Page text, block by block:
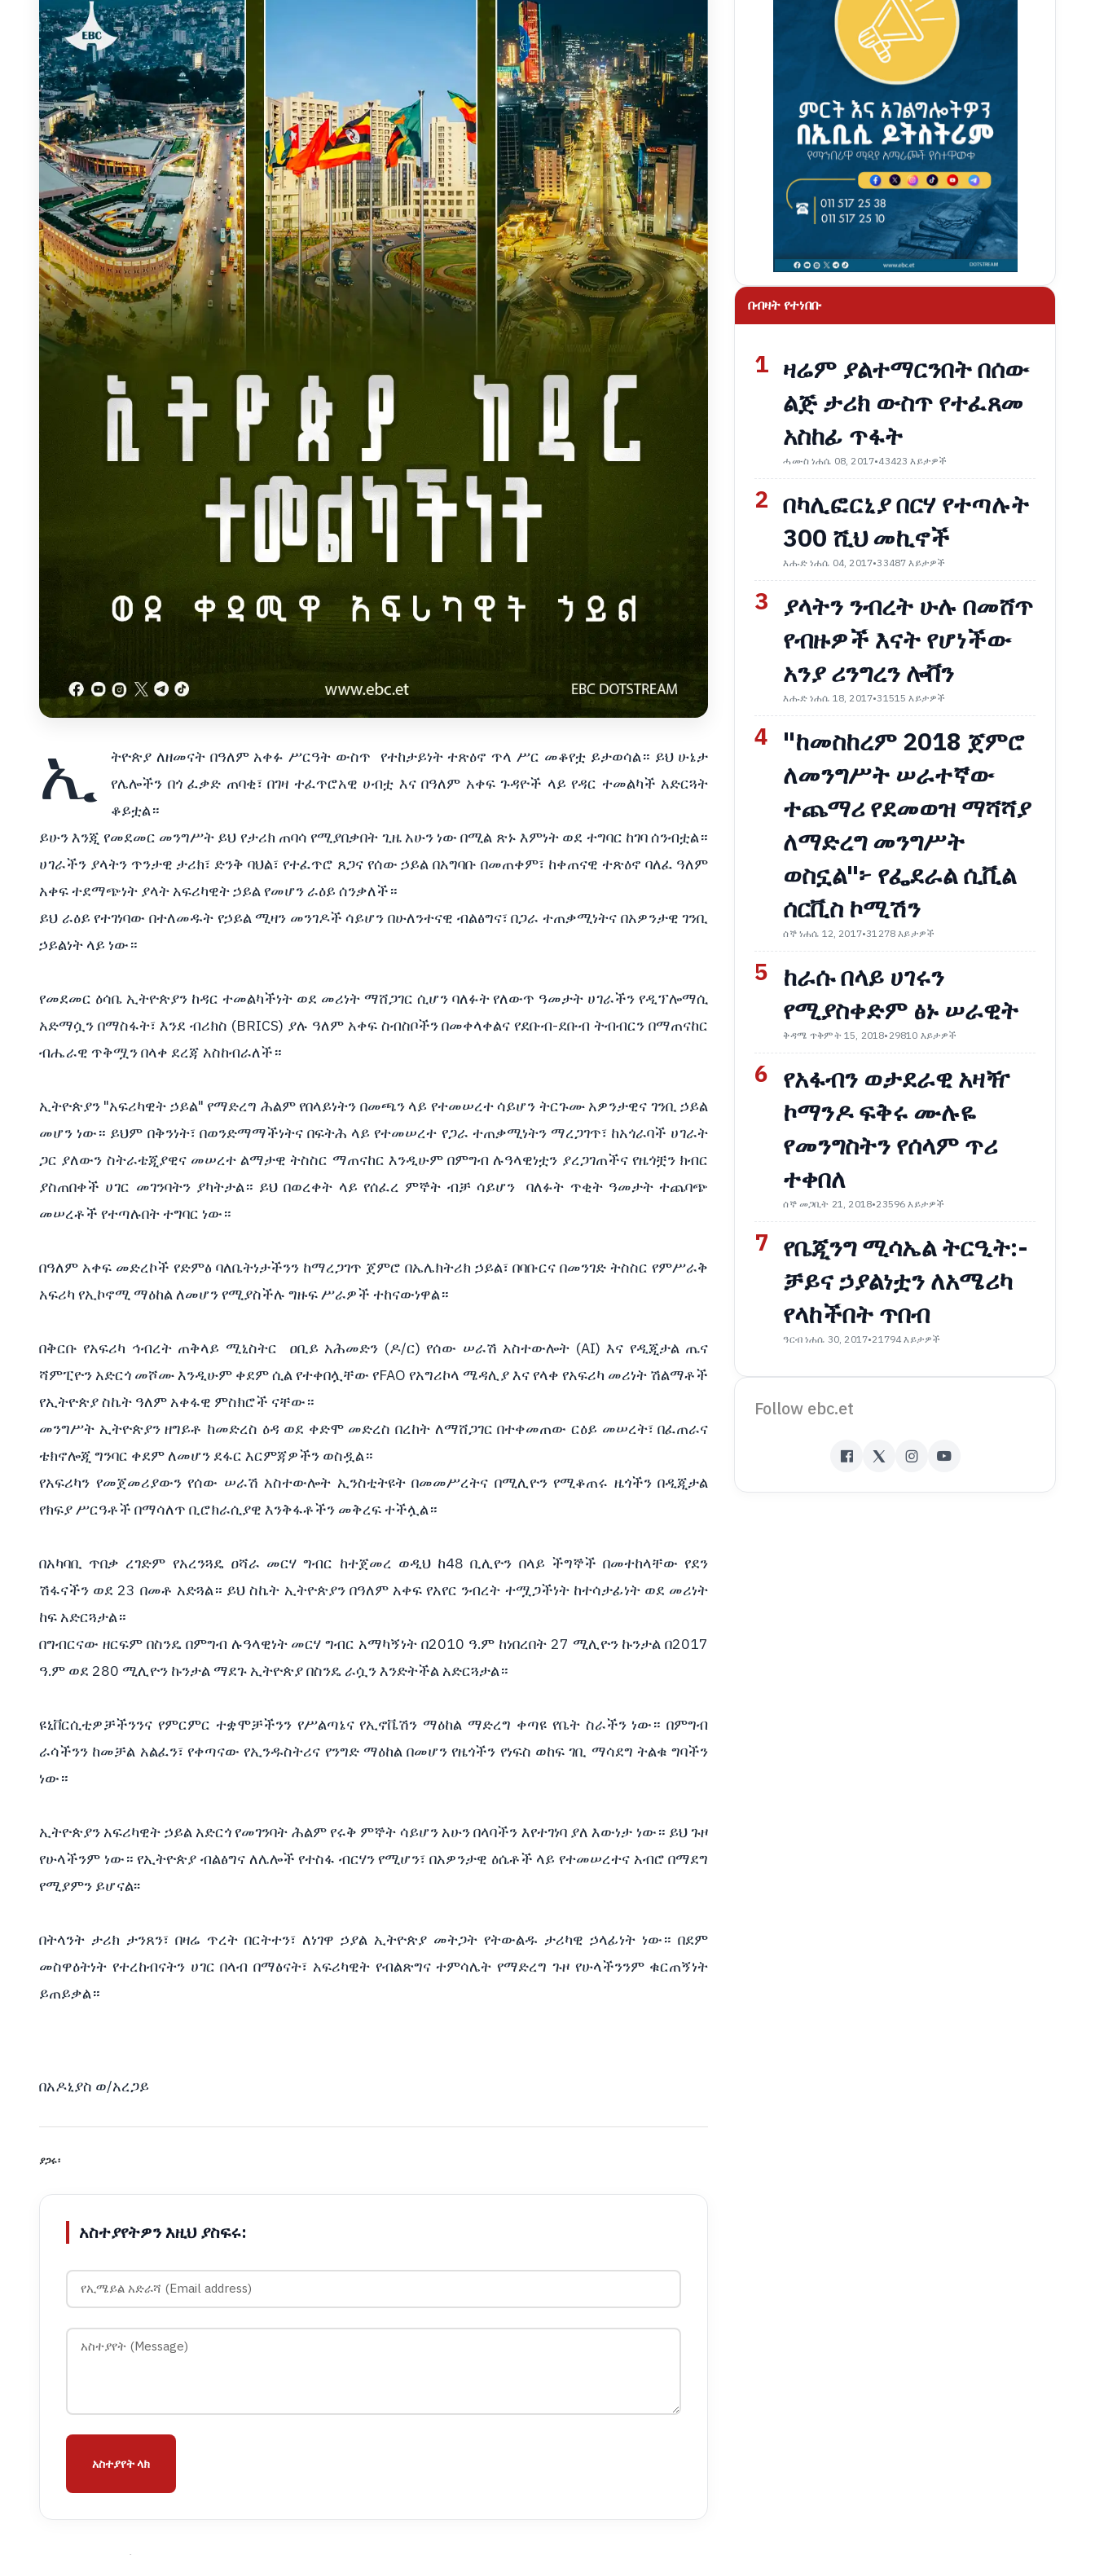
ኢ
ትዮጵያ ለዘመናት በዓለም አቀፉ ሥርዓት ውስጥ የተከታይነት ተጽዕኖ ጥላ ሥር መቆየቷ ይታወሳል። ይህ ሁኔታ
የሌሎችን በጎ ፈቃድ ጠባቂ፣ በገዛ ተፈጥሮአዊ ሀብቷ እና በዓለም አቀፍ ጉዳዮች ላይ የዳር ተመልካች አድርጓት
ቆይቷል።
ይሁን እንጂ የመደመር መንግሥት ይህ የታሪክ ጠባሳ የሚያበቃበት ጊዜ አሁን ነው በሚል ጽኑ እምነት ወደ ተግባር ከገባ ሰንብቷል።
ሀገራችን ያላትን ጥንታዊ ታሪክ፣ ድንቅ ባህል፣ የተፈጥሮ ጸጋና የሰው ኃይል በአግባቡ በመጠቀም፣ ከቀጠናዊ ተጽዕኖ ባለፈ ዓለም
አቀፍ ተደማጭነት ያላት አፍሪካዊት ኃይል የመሆን ራዕይ ሰንቃለች።
ይህ ራዕይ የተገነባው በተለመዱት የኃይል ሚዛን መንገዶች ሳይሆን በሁለንተናዊ ብልፅግና፣ በጋራ ተጠቃሚነትና በአዎንታዊ ገንቢ
ኃይልነት ላይ ነው።
የመደመር ዕሳቤ ኢትዮጵያን ከዳር ተመልካችነት ወደ መሪነት ማሸጋገር ሲሆን ባለፉት የለውጥ ዓመታት ሀገራችን የዲፕሎማሲ
አድማሷን በማስፋት፣ እንደ ብሪክስ (BRICS) ያሉ ዓለም አቀፍ ስብስቦችን በመቀላቀልና የደቡብ-ደቡብ ትብብርን በማጠናከር
ብሔራዊ ጥቅሟን በላቀ ደረጃ አስከብራለች።
ኢትዮጵያን "አፍሪካዊት ኃይል" የማድረግ ሕልም የበላይነትን በመጫን ላይ የተመሠረተ ሳይሆን ትርጉሙ አዎንታዊና ገንቢ ኃይል
መሆን ነው። ይህም በቅንነት፣ በወንድማማችነትና በፍትሕ ላይ የተመሠረተ የጋራ ተጠቃሚነትን ማረጋገጥ፣ ከአጎራባች ሀገራት
ጋር ያለውን ስትራቴጂያዊና መሠረተ ልማታዊ ትስስር ማጠናከር እንዲሁም በምግብ ሉዓላዊነቷን ያረጋገጠችና የዜጎቿን ክብር
ያስጠበቀች ሀገር መገንባትን ያካትታል። ይህ በወረቀት ላይ የሰፈረ ምኞት ብቻ ሳይሆን ባለፉት ጥቂት ዓመታት ተጨባጭ
መሠረቶች የተጣሉበት ተግባር ነው።
በዓለም አቀፍ መድረኮች የድምፅ ባለቤትነታችንን ከማረጋገጥ ጀምሮ በኤሌክትሪክ ኃይል፣ በባቡርና በመንገድ ትስስር የምሥራቅ
አፍሪካ የኢኮኖሚ ማዕከል ለመሆን የሚያስችሉ ግዙፍ ሥራዎች ተከናውነዋል።
በቅርቡ የአፍሪካ ኅብረት ጠቅላይ ሚኒስትር ዐቢይ አሕመድን (ዶ/ር) የሰው ሠራሽ አስተውሎት (AI) እና የዲጂታል ጤና
ሻምፒዮን አድርጎ መሾሙ እንዲሁም ቀደም ሲል የተቀበሏቸው የFAO የአግሪኮላ ሜዳሊያ እና የላቀ የአፍሪካ መሪነት ሽልማቶች
የኢትዮጵያ ስኬት ዓለም አቀፋዊ ምስክሮች ናቸው።
መንግሥት ኢትዮጵያን ዘግይቶ ከመድረስ ዕዳ ወደ ቀድሞ መድረስ በረከት ለማሸጋገር በተቀመጠው ርዕይ መሠረት፣ በፈጠራና
ቴክኖሎጂ ግንባር ቀደም ለመሆን ደፋር እርምጃዎችን ወስዷል።
የአፍሪካን የመጀመሪያውን የሰው ሠራሽ አስተውሎት ኢንስቲትዩት በመመሥረትና በሚሊዮን የሚቆጠሩ ዜጎችን በዲጂታል
የክፍያ ሥርዓቶች በማሳለጥ ቢሮክራሲያዊ እንቅፋቶችን መቅረፍ ተችሏል።
በአካባቢ ጥበቃ ረገድም የአረንጓዴ ዐሻራ መርሃ ግብር ከተጀመረ ወዲህ ከ48 ቢሊዮን በላይ ችግኞች በመተከላቸው የደን
ሽፋናችን ወደ 23 በመቶ አድጓል። ይህ ስኬት ኢትዮጵያን በዓለም አቀፍ የአየር ንብረት ተሟጋችነት ከተሳታፊነት ወደ መሪነት
ከፍ አድርጓታል።
በግብርናው ዘርፍም በስንዴ በምግብ ሉዓላዊነት መርሃ ግብር አማካኝነት በ2010 ዓ.ም ከነበረበት 27 ሚሊዮን ኩንታል በ2017
ዓ.ም ወደ 280 ሚሊዮን ኩንታል ማደጉ ኢትዮጵያ በስንዴ ራሷን እንድትችል አድርጓታል።
ዩኒቨርሲቲዎቻችንንና የምርምር ተቋሞቻችንን የሥልጣኔና የኢኖቬሽን ማዕከል ማድረግ ቀጣዩ የቤት ስራችን ነው። በምግብ
ራሳችንን ከመቻል አልፈን፣ የቀጣናው የኢንዱስትሪና የንግድ ማዕከል በመሆን የዜጎችን የነፍስ ወከፍ ገቢ ማሳደግ ትልቁ ግባችን
ነው።
ኢትዮጵያን አፍሪካዊት ኃይል አድርጎ የመገንባት ሕልም የሩቅ ምኞት ሳይሆን አሁን በላባችን እየተገነባ ያለ እውነታ ነው። ይህ ጉዞ
የሁላችንም ነው። የኢትዮጵያ ብልፅግና ለሌሎች የተስፋ ብርሃን የሚሆን፣ በአዎንታዊ ዕሴቶች ላይ የተመሠረተና አብሮ በማደግ
የሚያምን ይሆናል፡፡
በትላንት ታሪክ ታንጸን፣ በዛሬ ጥረት በርትተን፣ ለነገዋ ኃያል ኢትዮጵያ መትጋት የትውልዱ ታሪካዊ ኃላፊነት ነው። በደም
መስዋዕትነት የተረከብናትን ሀገር በላብ በማፅናት፣ አፍሪካዊት የብልጽግና ተምሳሌት የማድረግ ጉዞ የሁላችንንም ቁርጠኝነት
ይጠይቃል።
በአዶኒያስ ወ/አረጋይ
ያጋሩ፡
አስተያየትዎን እዚህ ያስፍሩ:
አስተያየት ላክ
በብዛት የተነበቡ
1 ዛሬም ያልተማርንበት በሰው
ልጅ ታሪክ ውስጥ የተፈጸመ
አስከፊ ጥፋት
ሓሙስ ነሐሴ 08, 2017•43423 እይታዎች
2 በካሊፎርኒያ በርሃ የተጣሉት
300 ሺህ መኪኖች
እሑድ ነሐሴ 04, 2017•33487 እይታዎች
3 ያላትን ንብረት ሁሉ በመሸጥ
የብዙዎች እናት የሆነችው
አንያ ሪንግረን ሎቨን
እሑድ ነሐሴ 18, 2017•31515 እይታዎች
4 "ከመስከረም 2018 ጀምሮ
ለመንግሥት ሠራተኛው
ተጨማሪ የደመወዝ ማሻሻያ
ለማድረግ መንግሥት
ወስኗል"፦ የፌደራል ሲቪል
ሰርቪስ ኮሚሽን
ሰኞ ነሐሴ 12, 2017•31278 እይታዎች
5 ከራሱ በላይ ሀገሩን
የሚያስቀድም ፅኑ ሠራዊት
ቅዳሜ ጥቅምት 15, 2018•29810 እይታዎች
6 የአፋብን ወታደራዊ አዛዥ
ኮማንዶ ፍቅሩ ሙሉዬ
የመንግስትን የሰላም ጥሪ
ተቀበለ
ሰኞ መጋቢት 21, 2018•23596 እይታዎች
7 የቤጂንግ ሚሳኤል ትርዒት:-
ቻይና ኃያልነቷን ለአሜሪካ
የላከችበት ጥበብ
ዓርብ ነሐሴ 30, 2017•21794 እይታዎች
Follow ebc.et